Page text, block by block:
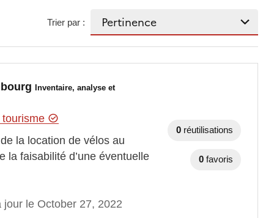
Trier par :
Inventaire, analyse et
la location de vélos au
la faisabilité d’une éventuelle
jour le October 27, 2022
0 réutilisations
0 favoris